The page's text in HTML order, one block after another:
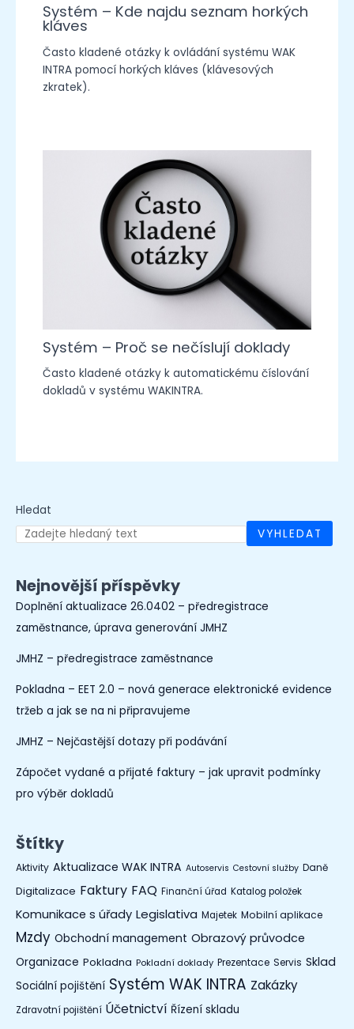
Systém – Kde najdu seznam horkých
kláves
Často kladené otázky k ovládání systému WAK
INTRA pomocí horkých kláves (klávesových
zkratek).
Systém – Proč se nečíslují doklady
Často kladené otázky k automatickému číslování
dokladů v systému WAKINTRA.
Hledat
VYHLEDAT
Nejnovější příspěvky
Doplnění aktualizace 26.0402 – předregistrace
zaměstnance, úprava generování JMHZ
JMHZ – předregistrace zaměstnance
Pokladna – EET 2.0 – nová generace elektronické evidence
tržeb a jak se na ni připravujeme
JMHZ – Nejčastější dotazy při podávání
Zápočet vydané a přijaté faktury – jak upravit podmínky
pro výběr dokladů
Štítky
Aktivity Aktualizace WAK INTRA Autoservis Cestovní služby Daně
Digitalizace Faktury FAQ Finanční úřad Katalog položek
Komunikace s úřady Legislativa Majetek Mobilní aplikace
Mzdy Obchodní management Obrazový průvodce
Organizace Pokladna Pokladní doklady Prezentace Servis Sklad
Sociální pojištění Systém WAK INTRA Zakázky
Zdravotní pojištění Účetnictví Řízení skladu